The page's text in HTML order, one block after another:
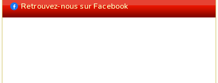
Retrouvez-nous sur Facebook